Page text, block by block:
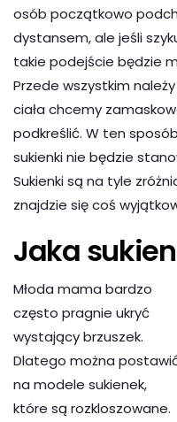
osób początkowo
dystansem, ale jeśli
takie podejście będzie
Przede wszystkim
ciała chcemy
podkreślić. W ten
sukienki nie będzie
Sukienki są na tyle
znajdzie się coś
Jaka
Młoda mama bardzo
często pragnie ukryć
wystający brzuszek.
Dlatego można
na modele sukienek,
które są rozkloszowane.